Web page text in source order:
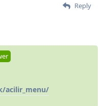
Reply
acilir_menu/